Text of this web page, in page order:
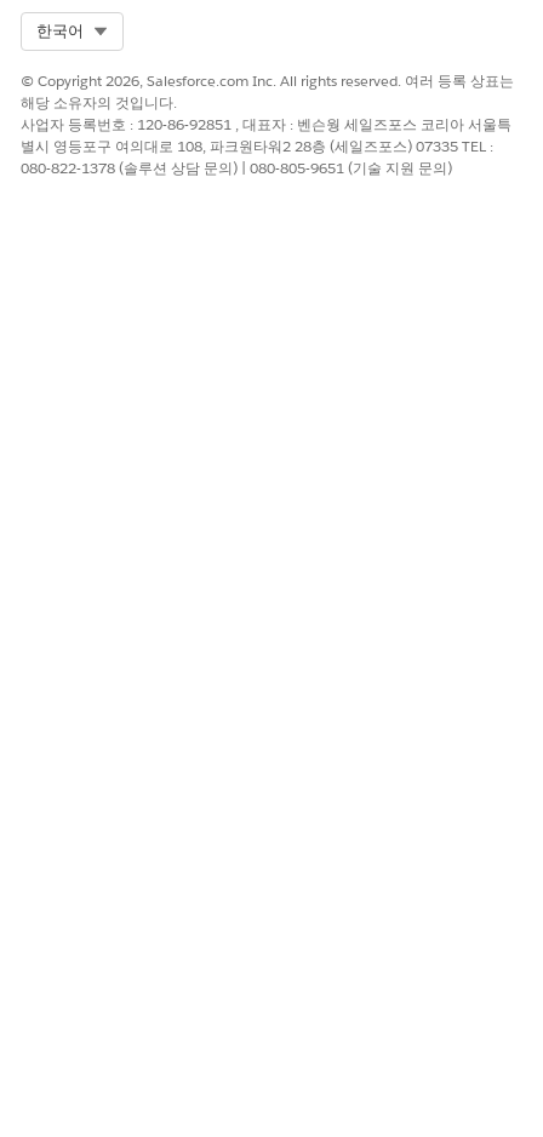
할 수 있습니다.
노트이 워크플로는 초기 상호 운용성 기반입니다. OSI 사양이 성
숙해지면 더욱 유도되고 자동화된 환경으로 발전할 것으로 예상
한국어
© Copyright 2026, Salesforce.com Inc. All rights reserved. 여러 등록 상표는
해당 소유자의 것입니다.
사업자 등록번호 : 120-86-92851 , 대표자 : 벤슨웡 세일즈포스 코리아 서울특
별시 영등포구 여의대로 108, 파크원타워2 28층 (세일즈포스) 07335 TEL :
080-822-1378 (솔루션 상담 문의) | 080-805-9651 (기술 지원 문의)